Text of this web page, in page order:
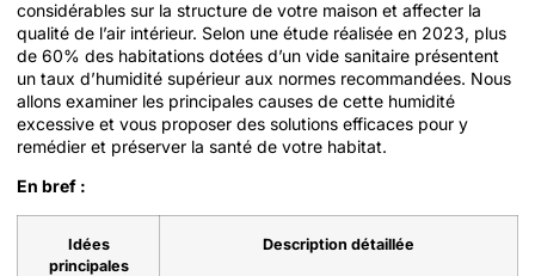
considérables sur la structure de votre maison et affecter la
qualité de l’air intérieur. Selon une étude réalisée en 2023, plus
de 60% des habitations dotées d’un vide sanitaire présentent
un taux d’humidité supérieur aux normes recommandées. Nous
allons examiner les principales causes de cette humidité
excessive et vous proposer des solutions efficaces pour y
remédier et préserver la santé de votre habitat.
En bref :
Idées
principales
Description détaillée